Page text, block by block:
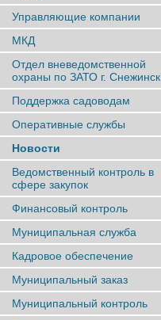
Управляющие компании
МКД
Отдел вневедомственной
охраны по ЗАТО г. Снежинск
Поддержка садоводам
Оперативные службы
Новости
Ведомственный контроль в
сфере закупок
Финансовый контроль
Муниципальная служба
Кадровое обеспечение
Муниципальный заказ
Муниципальный контроль